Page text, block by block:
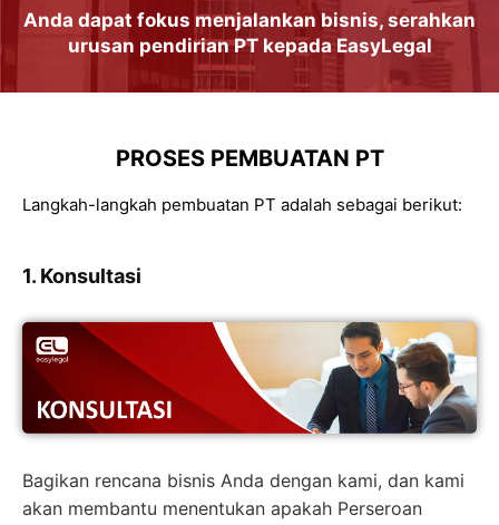
Anda dapat fokus menjalankanbisnis, serahkan
urusan pendirian PT kepada EasyLegal
PROSES PEMBUATAN PT
Langkah-langkah pembuatan PT adalah sebagai berikut:
1. Konsultasi
Bagikan rencana bisnis Anda dengan kami, dan kami
akan membantu menentukan apakah Perseroan